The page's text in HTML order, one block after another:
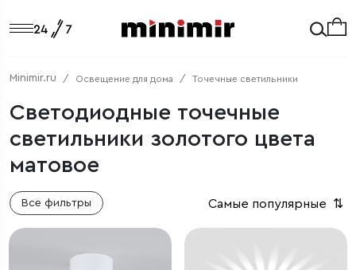
Minimir.ru Освещение для дома Точечные светильники
Светодиодные точечные
светильники золотого цвета
матовое
Все фильтры Самые популярные ⇅